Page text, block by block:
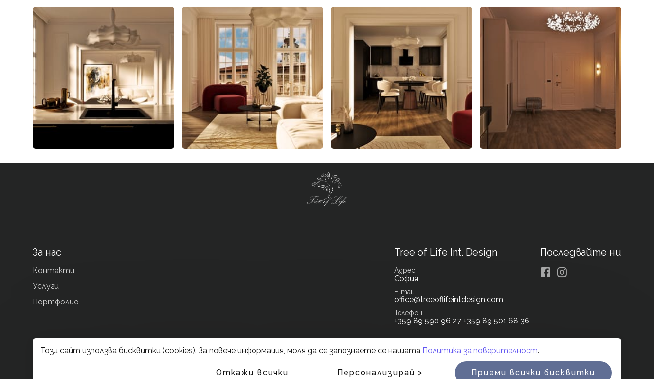
За нас
Контакти
Услуги
Портфолио
Tree of Life Int. Design
Адрес
София
E-mail
office@treeoflifeintdesign.com
Телефон
+359 89 590 96 27 +359 89 501 68 36
Последвайте ни
Facebook
Управление на бисквитките Карта на сайта
Този сайт използва бисквитки (cookies). За повече информация, моля да се запознаете се нашaтa Политика за поверителност.
Откажи всички Персонализирай > Приеми всички бисквитки